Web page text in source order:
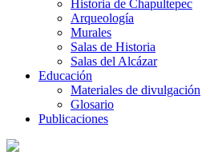
Historia de Chapultepec
Arqueología
Murales
Salas de Historia
Salas del Alcázar
Educación
Materiales de divulgación
Glosario
Publicaciones